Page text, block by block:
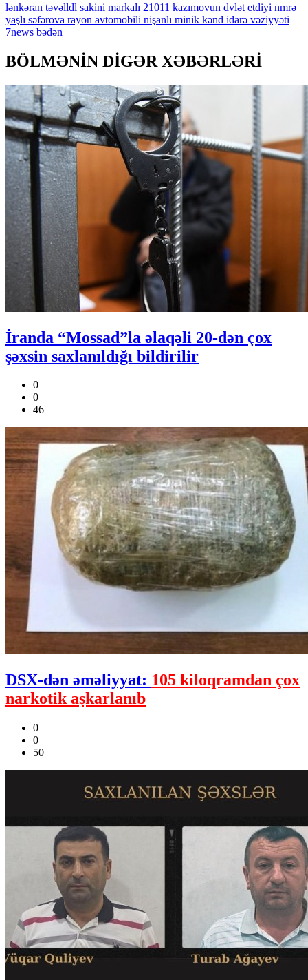
lənkəran təvəlldl sakini markalı 21011 kazımovun dvlət etdiyi nmrə
yaşlı səfərova rayon avtomobili nişanlı minik kənd idarə vəziyyəti
7news bədən
BÖLMƏNİN DİGƏR XƏBƏRLƏRİ
İranda “Mossad”la əlaqəli 20-dən çox
şəxsin saxlanıldığı bildirilir
0
0
46
DSX-dən əməliyyat: 105 kiloqramdan çox
narkotik aşkarlanıb
0
0
50